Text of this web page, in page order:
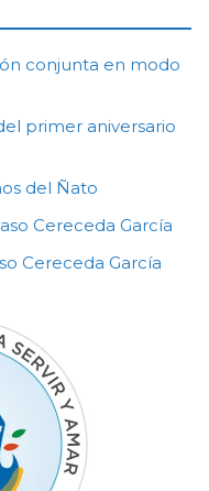
conjunta en modo
primer aniversario
del Ñato
Cereceda García
Cereceda García